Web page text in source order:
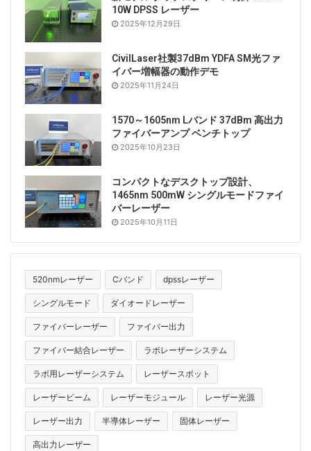
「私たちの計算表、ナノレーザーに関するほとんどの論
文では、レーザーの加工機は実装されていません。出力
特性のキンクポイントで測定する研究がありますが、ナ
ノレーザーの放出は実際のレーザー閾値のために無関係
です。キンク値を1桁上回った「フェディアネンが追加
されました。」通常、ナノレーザーの自己発熱により、
コヒーレントな出力を達成することは困難です。
したがって、錯覚レーザーのしきい値を実際の
のしきい値と区別することが重要です。コヒーレントな
測定と計算は困難ですが、VishnevichとFediainenは、
任意のナノレーザーに適用できる簡単な式を提案しまし
た。この式と出力特性を使用して、ナノレーザーエンジ
るようになりました（図2を参照）。
JävšnievichとFedyaninによって報告された結果は、設
計の一貫性に関係なく、ナノレーザーの放射点を事前に
予測できます。これにより、エンジニアは所定の特性と
保証されたコヒーレンスを備えたナノレーザーを開発で
きます。
Tags ナノレーザー ファイバーレーザー
ポンプレーザー
10W DPSS レーザー
2025年12月29日
CivilLaser社製37dBm YDFA SM光ファ
イバー増幅器の動作デモ
2025年11月24日
1570～1605nm Lバンド 37dBm 高出力
ファイバーアンプ ベンチトップ
2025年10月23日
コンパクトなデスクトップ設計、
1465nm 500mW シングルモードファイ
バーレーザー
2025年10月11日
520nmレーザー Cバンド dpssレーザー
シングルモード ダイオードレーザー
ファイバーレーザー ファイバー出力
ファイバー結合レーザー ラボレーザーシステム
ラボ用レーザーシステム レーザースポット
レーザービーム レーザーモジュール レーザー光源
レーザー出力 半導体レーザー 固体レーザー
高出力レーザー